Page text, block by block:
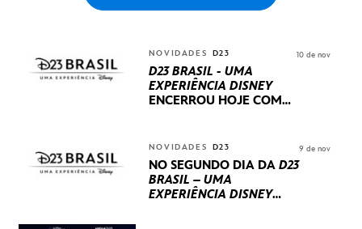
NOVIDADES D23
D23 BRASIL - UMA
EXPERIÊNCIA DISNEY
ENCERROU HOJE COM
INTERNACIONAIS E
PRODUÇÕES BRASILEIRAS
10 de nov
NOVIDADES D23
NO SEGUNDO DIA DA D23
BRASIL – UMA
EXPERIÊNCIA DISNEY
9 de nov